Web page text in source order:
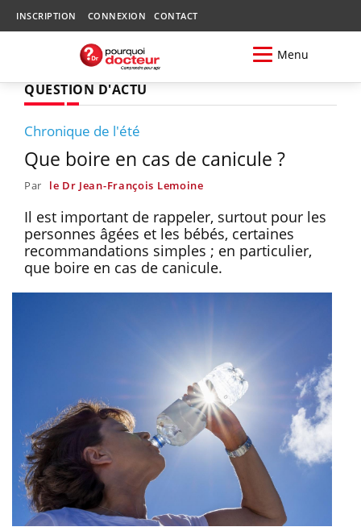
INSCRIPTION CONNEXION CONTACT
Menu
QUESTION D'ACTU
Chronique de l'été
Que boire en cas de canicule ?
Par le Dr Jean-François Lemoine
Il est important de rappeler, surtout pour les
personnes âgées et les bébés, certaines
recommandations simples ; en particulier,
que boire en cas de canicule.